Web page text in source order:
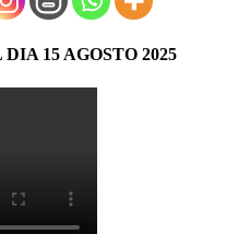
15 AGOSTO 2025